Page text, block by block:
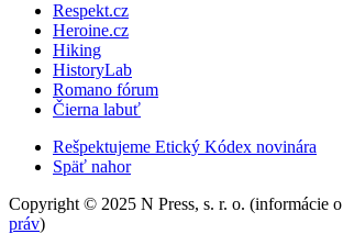
Respekt.cz
Heroine.cz
Hiking
HistoryLab
Romano fórum
Čierna labuť
Rešpektujeme Etický Kódex novinára
Späť nahor
Copyright © 2025 N Press, s. r. o. (informácie o
práv)